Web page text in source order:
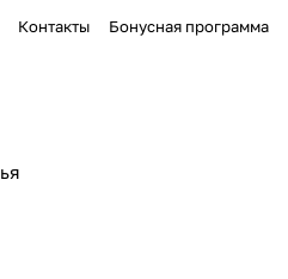
Контакты Бонусная программа